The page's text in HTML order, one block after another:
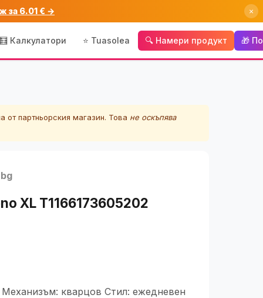
за 6.01 € → ×
🧮 Калкулатори ⭐ Tuasolea 🔍 Намери продукт 🎁
от партньорския магазин. Това не оскъпява
XL T1166173605202
кварцов Стил: ежедневен